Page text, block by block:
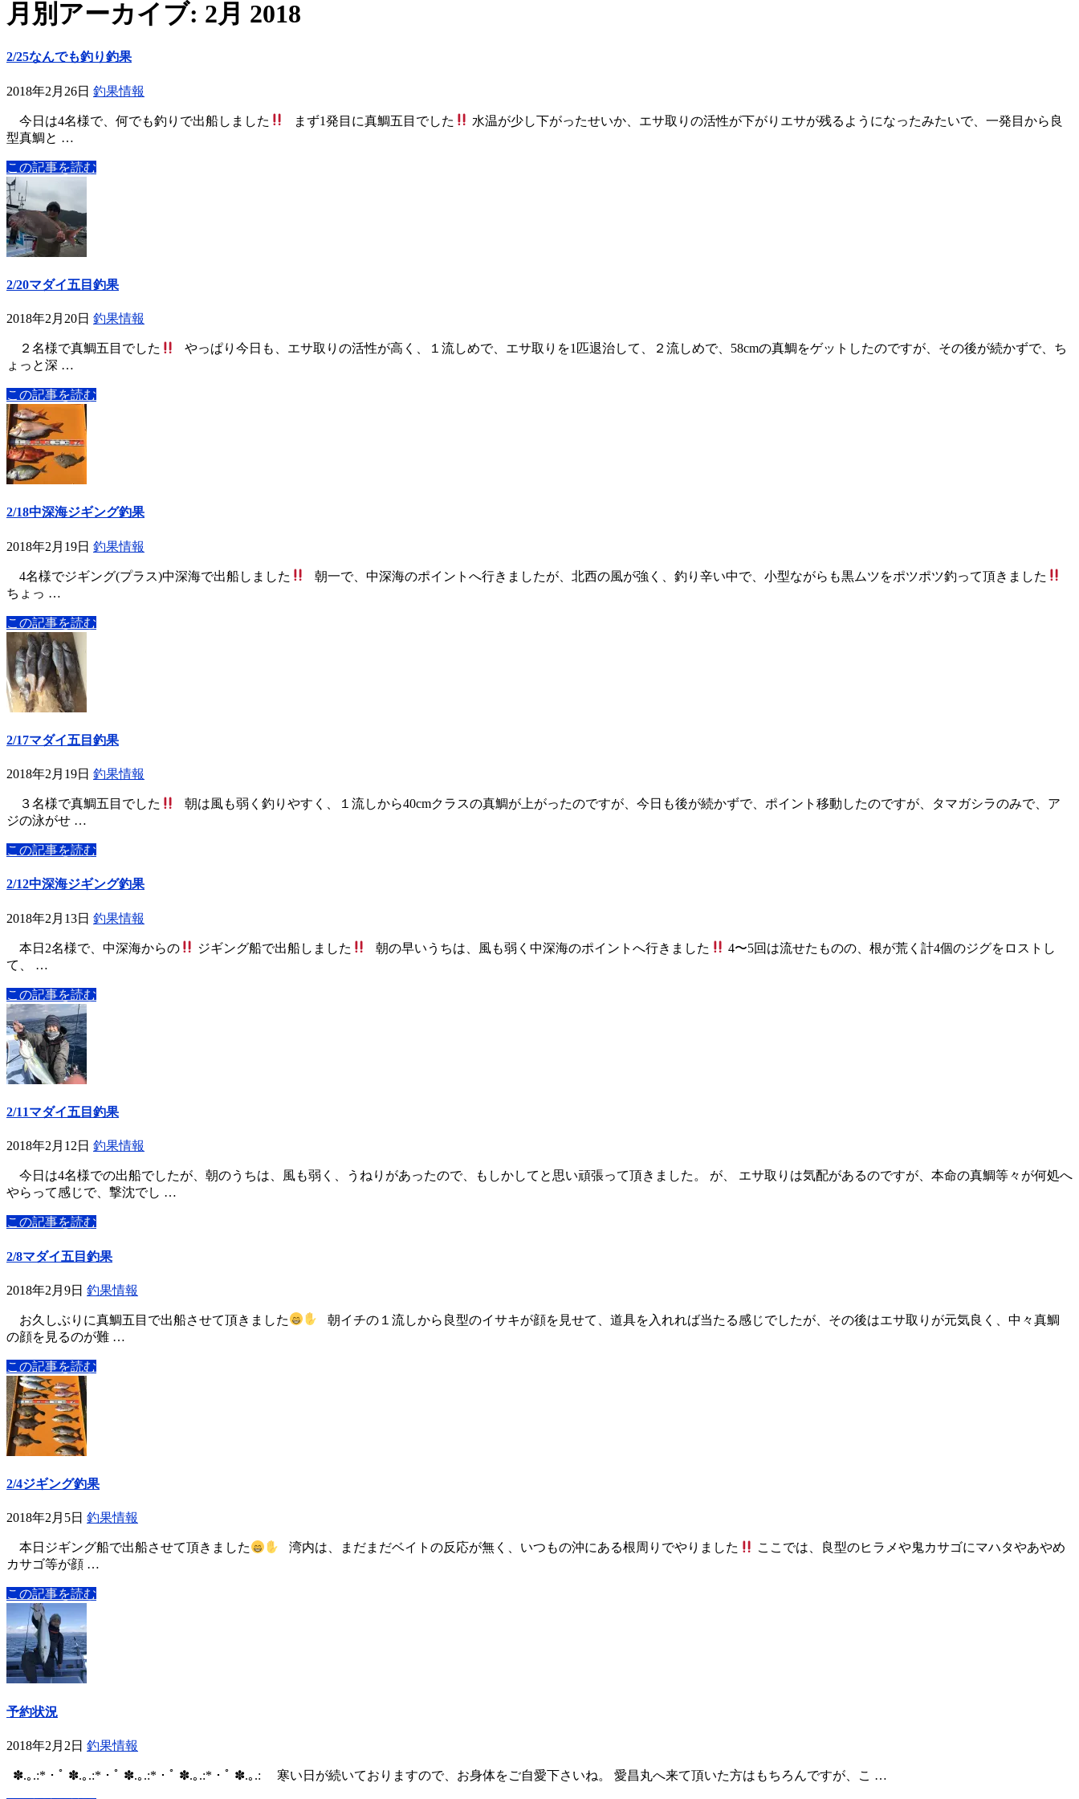
月別アーカイブ: 2月 2018
2/25なんでも釣り釣果
2018年2月26日 釣果情報
今日は4名様で、何でも釣りで出船しました まず1発目に真鯛五目でした
水温が少し下がったせいか、エサ取りの活性が下がりエサが残るようになったみたいで、一発目から良
型真鯛と …
この記事を読む
2/20マダイ五目釣果
2018年2月20日 釣果情報
２名様で真鯛五目でした
やっぱり今日も、エサ取りの活性が高く、１流しめで、エサ取りを1匹退治して、２流しめで、58cmの真鯛をゲットしたのですが、その後が続かずで、ち
ょっと深 …
この記事を読む
2/18中深海ジギング釣果
2018年2月19日 釣果情報
4名様でジギング(プラス)中深海で出船しました
朝一で、中深海のポイントへ行きましたが、北西の風が強く、釣り辛い中で、小型ながらも黒ムツをポツポツ釣って頂きました
ちょっ …
この記事を読む
2/17マダイ五目釣果
2018年2月19日 釣果情報
３名様で真鯛五目でした
朝は風も弱く釣りやすく、１流しから40cmクラスの真鯛が上がったのですが、今日も後が続かずで、ポイント移動したのですが、タマガシラのみで、ア
ジの泳がせ …
この記事を読む
2/12中深海ジギング釣果
2018年2月13日 釣果情報
本日2名様で、中深海からの ジギング船で出船しました 朝の早いうちは、風も弱く中深海のポイントへ行きました
4〜5回は流せたものの、根が荒く計4個のジグをロストし
て、 …
この記事を読む
2/11マダイ五目釣果
2018年2月12日 釣果情報
今日は4名様での出船でしたが、朝のうちは、風も弱く、うねりがあったので、もしかしてと思い頑張って頂きました。 が、 エサ取りは気配があるのですが、本命の真鯛等々が何処へ
やらって感じで、撃沈でし …
この記事を読む
2/8マダイ五目釣果
2018年2月9日 釣果情報
お久しぶりに真鯛五目で出船させて頂きました
朝イチの１流しから良型のイサキが顔を見せて、道具を入れれば当たる感じでしたが、その後はエサ取りが元気良く、中々真鯛
の顔を見るのが難 …
この記事を読む
2/4ジギング釣果
2018年2月5日 釣果情報
本日ジギング船で出船させて頂きました 湾内は、まだまだベイトの反応が無く、いつもの沖にある根周りでやりました
ここでは、良型のヒラメや鬼カサゴにマハタやあやめ
カサゴ等が顔 …
この記事を読む
予約状況
2018年2月2日 釣果情報
✽.｡.:*・ﾟ ✽.｡.:*・ﾟ ✽.｡.:*・ﾟ ✽.｡.:*・ﾟ ✽.｡.: 寒い日が続いておりますので、お身体をご自愛下さいね。 愛昌丸へ来て頂いた方はもちろんですが、こ …